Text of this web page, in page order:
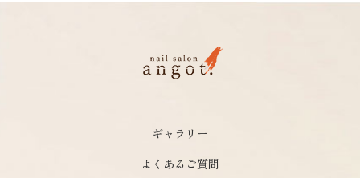
ギャラリー
よくあるご質問